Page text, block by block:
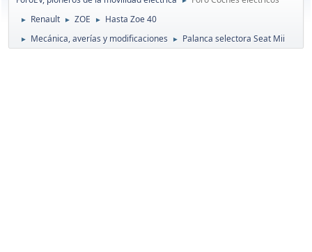
► Renault ► ZOE ► Hasta Zoe 40
► Mecánica, averías y modificaciones ► Palanca selectora Seat Mii